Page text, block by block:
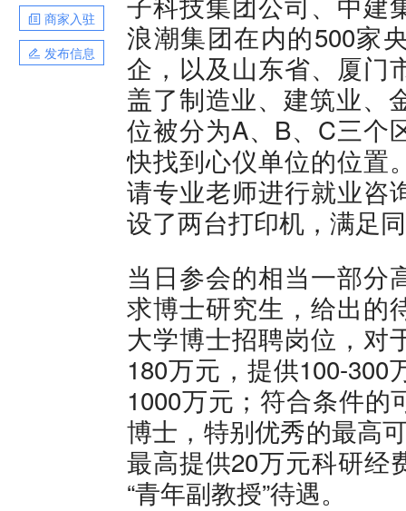
商家入驻
发布信息
浪潮集团在内的500家
企，以及山东省、厦门
盖了制造业、建筑业、
位被分为A、B、C三个
快找到心仪单位的位置
请专业老师进行就业咨
设了两台打印机，满足
当日参会的相当一部分
求博士研究生，给出的
大学博士招聘岗位，对
180万元，提供100-
1000万元；符合条件
博士，特别优秀的最高
最高提供20万元科研经
“青年副教授”待遇。